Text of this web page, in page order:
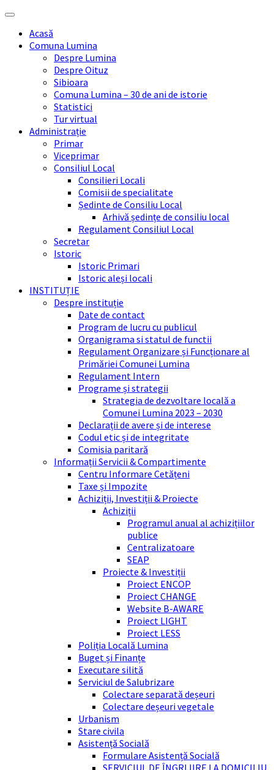
Skip
content
Skip
sidebar
Skip
right
sidebar
Skip
footerAcasă
Comuna Lumina
Despre Lumina
Despre Oituz
Sibioara
Comuna Lumina – 30 de ani de istorie
Statistici
Tur virtual
Administrație
Primar
Viceprimar
Consiliul Local
Consilieri Locali
Comisii de specialitate
Ședinte de Consiliu Local
Arhivă ședințe de consiliu local
Regulament Consiliul Local
Secretar
Istoric
Istoric Primari
Istoric aleși locali
INSTITUȚIE
Despre instituție
Date de contact
Program de lucru cu publicul
Organigrama si statul de functii
Regulament Organizare și Funcționare al
Primăriei Comunei Lumina
Regulament Intern
Programe și strategii
Strategia de dezvoltare locală a
Comunei Lumina 2023 – 2030
Declarații de avere și de interese
Codul etic și de integritate
Comisia paritară
Informații Servicii & Compartimente
Centru Informare Cetățeni
Taxe și Impozite
Achiziții, Investiții & Proiecte
Achiziții
Programul anual al achizițiilor
publice
Centralizatoare
SEAP
Proiecte & Investiții
Proiect ENCOP
Proiect CHANGE
Website B-AWARE
Proiect LIGHT
Proiect LESS
Poliția Locală Lumina
Buget și Finanțe
Executare silită
Serviciul de Salubrizare
Colectare separată deșeuri
Colectare deșeuri vegetale
Urbanism
Stare civila
Asistență Socială
Formulare Asistență Socială
SERVICIUL DE ÎNGRIJIRE LA DOMICILIU